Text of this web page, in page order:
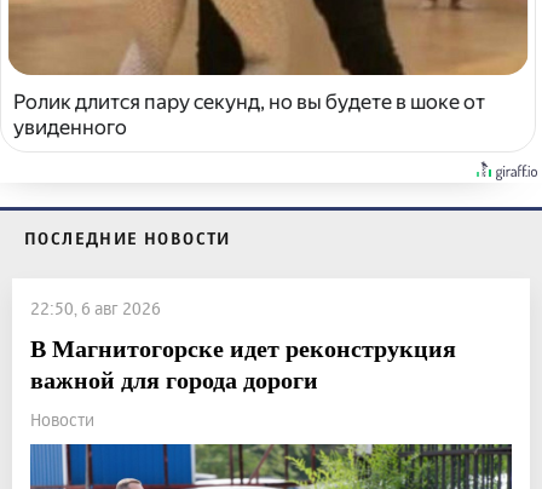
Ролик длится пару секунд, но вы будете в шоке от
увиденного
ПОСЛЕДНИЕ НОВОСТИ
22:50, 6 авг 2026
В Магнитогорске идет реконструкция
важной для города дороги
Новости